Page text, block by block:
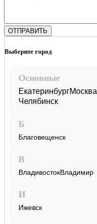
Выберите город
Основные
ЕкатеринбургМосква
Челябинск
Б
Благовещенск
В
ВладивостокВладимир
И
Ижевск